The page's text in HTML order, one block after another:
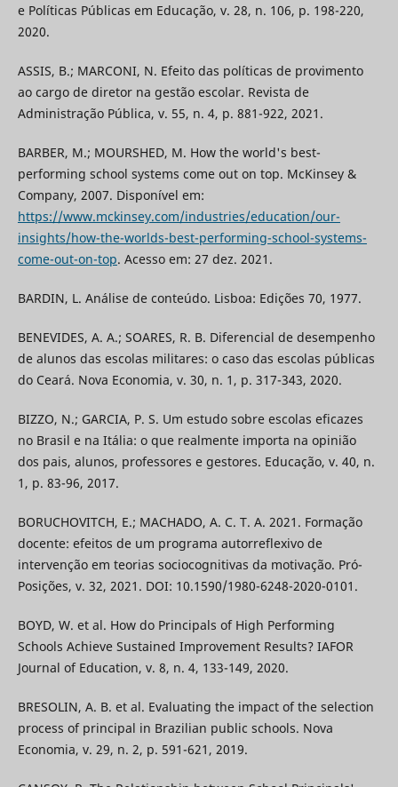
e Políticas Públicas em Educação, v. 28, n. 106, p. 198-220,
2020.
ASSIS, B.; MARCONI, N. Efeito das políticas de provimento
ao cargo de diretor na gestão escolar. Revista de
Administração Pública, v. 55, n. 4, p. 881-922, 2021.
BARBER, M.; MOURSHED, M. How the world's best-
performing school systems come out on top. McKinsey &
Company, 2007. Disponível em:
https://www.mckinsey.com/industries/education/our-
insights/how-the-worlds-best-performing-school-systems-
come-out-on-top. Acesso em: 27 dez. 2021.
BARDIN, L. Análise de conteúdo. Lisboa: Edições 70, 1977.
BENEVIDES, A. A.; SOARES, R. B. Diferencial de desempenho
de alunos das escolas militares: o caso das escolas públicas
do Ceará. Nova Economia, v. 30, n. 1, p. 317-343, 2020.
BIZZO, N.; GARCIA, P. S. Um estudo sobre escolas eficazes
no Brasil e na Itália: o que realmente importa na opinião
dos pais, alunos, professores e gestores. Educação, v. 40, n.
1, p. 83-96, 2017.
BORUCHOVITCH, E.; MACHADO, A. C. T. A. 2021. Formação
docente: efeitos de um programa autorreflexivo de
intervenção em teorias sociocognitivas da motivação. Pró-
Posições, v. 32, 2021. DOI: 10.1590/1980-6248-2020-0101.
BOYD, W. et al. How do Principals of High Performing
Schools Achieve Sustained Improvement Results? IAFOR
Journal of Education, v. 8, n. 4, 133-149, 2020.
BRESOLIN, A. B. et al. Evaluating the impact of the selection
process of principal in Brazilian public schools. Nova
Economia, v. 29, n. 2, p. 591-621, 2019.